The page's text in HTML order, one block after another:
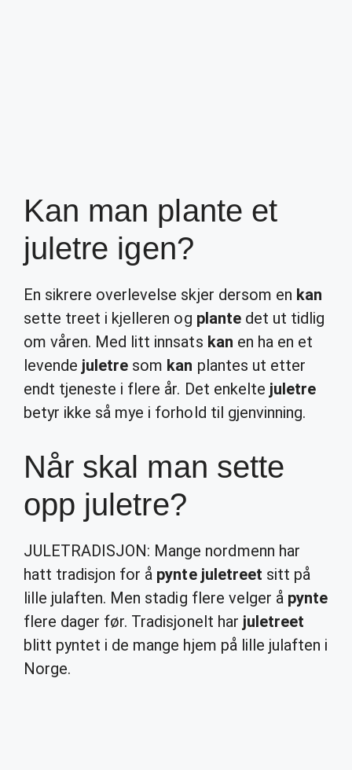
Kan man plante et
juletre igen?
En sikrere overlevelse skjer dersom en kan
sette treet i kjelleren og plantedet ut tidlig
om våren. Med litt innsats kan en ha en et
levende juletre som kan plantes ut etter
endt tjeneste i flere år. Det enkelte juletre
betyr ikke så mye i forhold til gjenvinning.
Når skal man sette
opp juletre?
JULETRADISJON: Mange nordmenn har
hatt tradisjon for å pynte juletreet sitt på
lille julaften. Men stadig flere velger å pynte
flere dager før. Tradisjonelt har juletreet
blitt pyntet i de mange hjem på lille julaften i
Norge.